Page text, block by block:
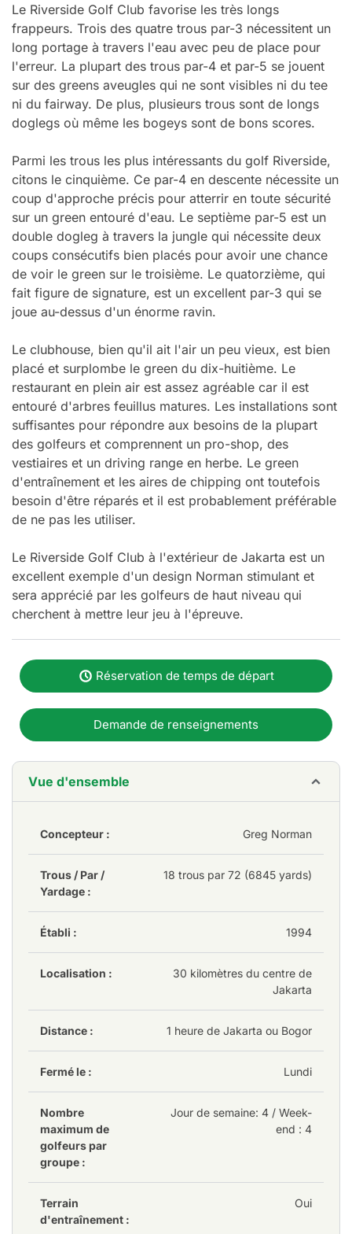
Le Riverside Golf Club favorise les très longs
frappeurs. Trois des quatre trous par-3 nécessitent un
long portage à travers l'eau avec peu de place pour
l'erreur. La plupart des trous par-4 et par-5 se jouent
sur des greens aveugles qui ne sont visibles ni du tee
ni du fairway. De plus, plusieurs trous sont de longs
doglegs où même les bogeys sont de bons scores.
Parmi les trous les plus intéressants du golf Riverside,
citons le cinquième. Ce par-4 en descente nécessite un
coup d'approche précis pour atterrir en toute sécurité
sur un green entouré d'eau. Le septième par-5 est un
double dogleg à travers la jungle qui nécessite deux
coups consécutifs bien placés pour avoir une chance
de voir le green sur le troisième. Le quatorzième, qui
fait figure de signature, est un excellent par-3 qui se
joue au-dessus d'un énorme ravin.
Le clubhouse, bien qu'il ait l'air un peu vieux, est bien
placé et surplombe le green du dix-huitième. Le
restaurant en plein air est assez agréable car il est
entouré d'arbres feuillus matures. Les installations sont
suffisantes pour répondre aux besoins de la plupart
des golfeurs et comprennent un pro-shop, des
vestiaires et un driving range en herbe. Le green
d'entraînement et les aires de chipping ont toutefois
besoin d'être réparés et il est probablement préférable
de ne pas les utiliser.
Le Riverside Golf Club à l'extérieur de Jakarta est un
excellent exemple d'un design Norman stimulant et
sera apprécié par les golfeurs de haut niveau qui
cherchent à mettre leur jeu à l'épreuve.
Réservation de temps de départ
Demande de renseignements
Vue d'ensemble
Concepteur : Greg Norman
Trous / Par /
Yardage :
18 trous par 72 (6845 yards)
Établi : 1994
Localisation :
30 kilomètres du centre de
Jakarta
Distance : 1 heure de Jakarta ou Bogor
Fermé le : Lundi
Nombre
maximum de
golfeurs par
groupe :
Jour de semaine: 4 / Week-
end : 4
Terrain
d'entraînement :
Oui